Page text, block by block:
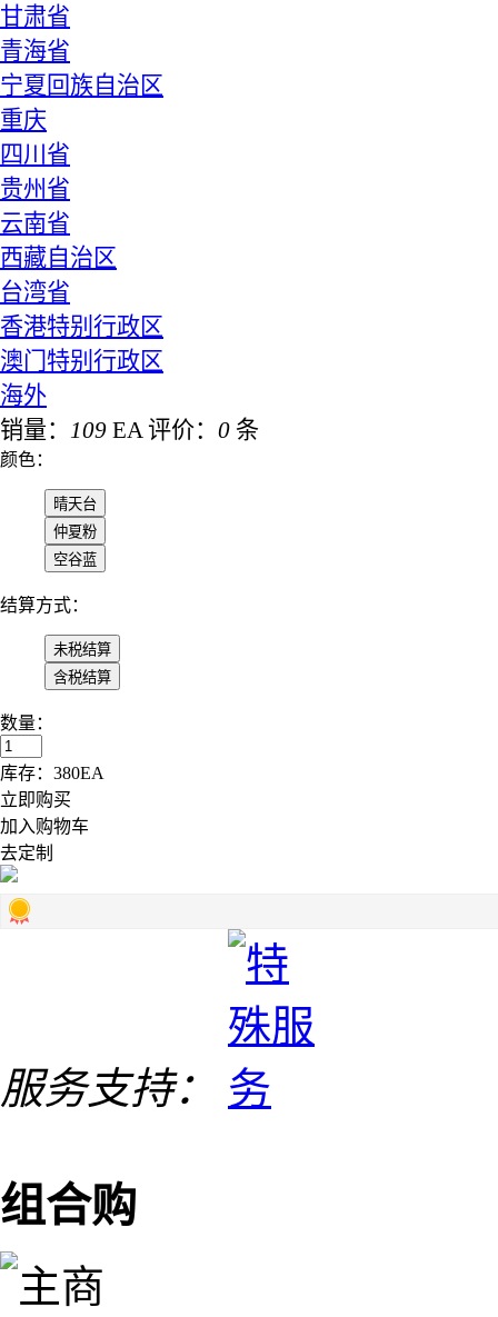
甘肃省
青海省
宁夏回族自治区
重庆
四川省
贵州省
云南省
西藏自治区
台湾省
香港特别行政区
澳门特别行政区
海外
销量： 109 EA 评价： 0 条
颜色：
结算方式：
数量：
库存： 380EA
立即购买
加入购物车
去定制
服务支持：
组合购